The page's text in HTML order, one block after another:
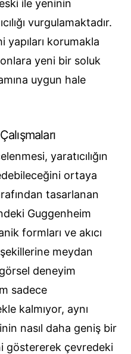
ile yeninin
vurgulamaktadır.
yapıları korumakla
yeni bir soluk
uygun hale
yaratıcılığın
ortaya
tasarlanan
Guggenheim
formları ve akıcı
meydan
deneyim
sadece
kalmıyor, aynı
nasıl daha geniş bir
göstererek çevredeki